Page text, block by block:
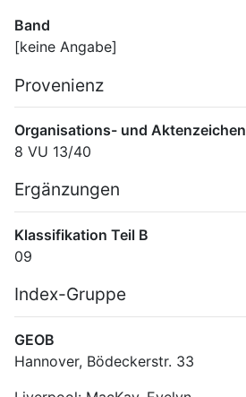
Band
[keine Angabe]
Provenienz
Organisations- und Aktenzeichen
8 VU 13/40
Ergänzungen
Klassifikation Teil B
09
Index-Gruppe
GEOB
Hannover, Bödeckerstr. 33